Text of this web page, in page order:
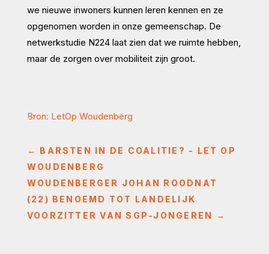
we nieuwe inwoners kunnen leren kennen en ze
opgenomen worden in onze gemeenschap. De
netwerkstudie N224 laat zien dat we ruimte hebben,
maar de zorgen over mobiliteit zijn groot.
Bron: LetOp Woudenberg
← BARSTEN IN DE COALITIE? - LET OP
WOUDENBERG
WOUDENBERGER JOHAN ROODNAT
(22) BENOEMD TOT LANDELIJK
VOORZITTER VAN SGP-JONGEREN
→